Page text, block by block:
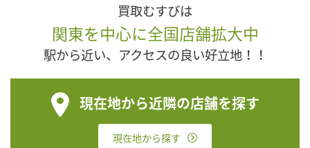
買取むすびは
関東を中心に全国店舗拡大中
駅から近い、アクセスの良い好立地！！
現在地から近隣の店舗を探す
現在地から探す